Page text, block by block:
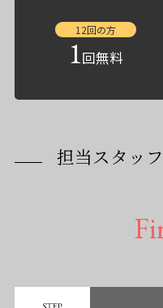
12回の方
1回無料
担当スタッ